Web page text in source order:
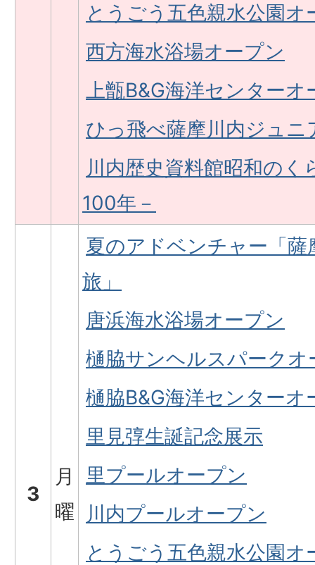
とうごう五色親水公園オ
西方海水浴場オープン
上甑B&G海洋センターオ
ひっ飛べ薩摩川内ジュニ
川内歴史資料館昭和のく
100年－
3
月
曜
夏のアドベンチャー「
旅」
唐浜海水浴場オープン
樋脇サンヘルスパークオ
樋脇B&G海洋センターオ
里見弴生誕記念展示
里プールオープン
川内プールオープン
とうごう五色親水公園オ